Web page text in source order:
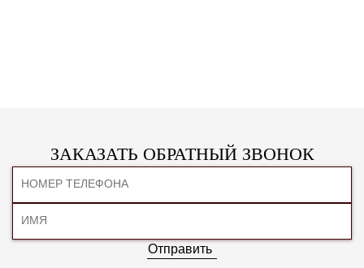
ЗАКАЗАТЬ ОБРАТНЫЙ ЗВОНОК
Отправить